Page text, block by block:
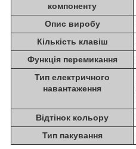
компоненту
Опис виробу
Кількість клавіш
Функція перемикання
Тип електричного
навантаження
Відтінок кольору
Тип пакування